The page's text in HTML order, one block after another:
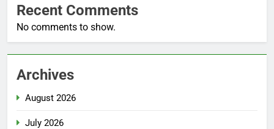
Recent Comments
No comments to show.
Archives
August 2026
July 2026